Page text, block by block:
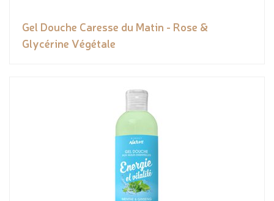
Gel Douche Caresse du Matin - Rose &
Glycérine Végétale